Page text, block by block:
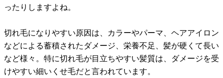
ったりしますよね。
切れ毛になりやすい原因は、カラーやパーマ、ヘアアイロン
などによる蓄積されたダメージ、栄養不足、髪が硬くて長い
など様々。特に切れ毛が目立ちやすい髪質は、ダメージを受
けやすい細いくせ毛だと言われています。